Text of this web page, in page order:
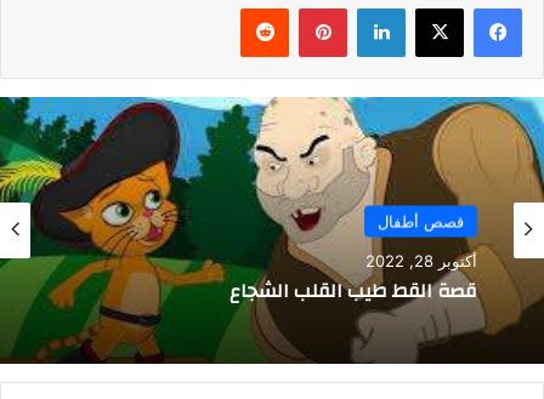
فيسبوك ‫X لينكدإن بينتيريست
قصص أطفال
أكتوبر 28, 2022
قصة القط طيب القلب الشجاع